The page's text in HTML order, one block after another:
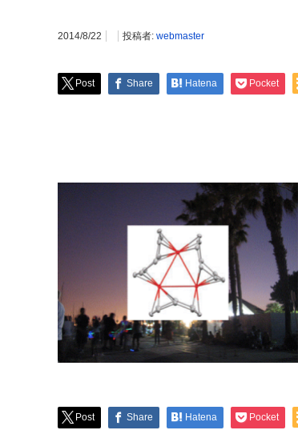
2014/8/22 投稿者: webmaster
Post Share Hatena Pocket
Post Share Hatena Pocket